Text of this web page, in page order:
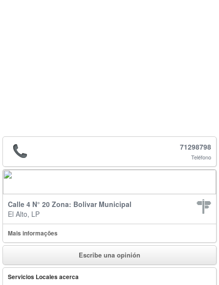
71298798
Teléfono
Calle 4 N° 20 Zona: Bolivar Municipal
El Alto, LP
Mais informações
Escribe una opinión
Servicios Locales acerca